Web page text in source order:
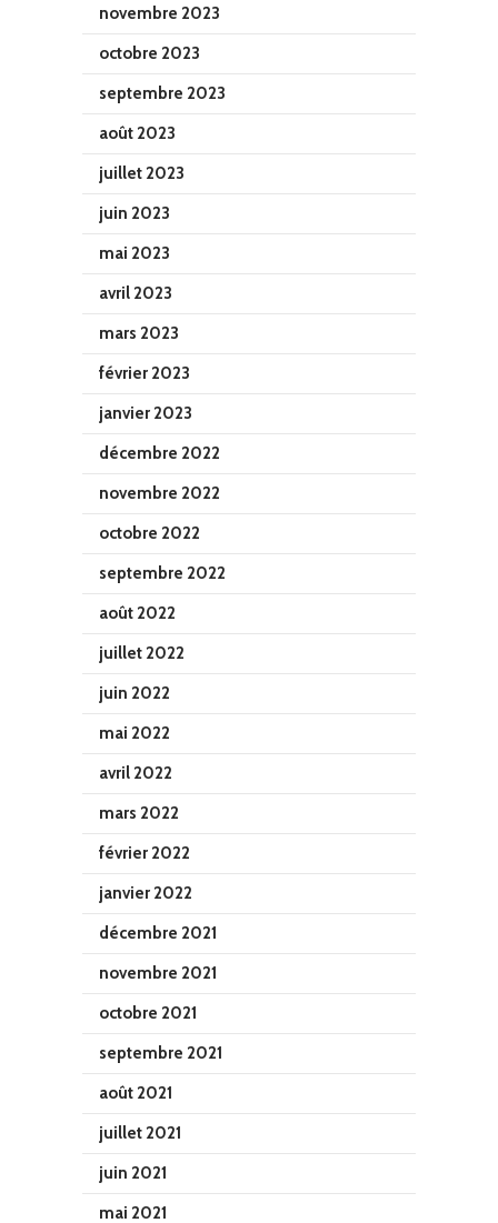
novembre 2023
octobre 2023
septembre 2023
août 2023
juillet 2023
juin 2023
mai 2023
avril 2023
mars 2023
février 2023
janvier 2023
décembre 2022
novembre 2022
octobre 2022
septembre 2022
août 2022
juillet 2022
juin 2022
mai 2022
avril 2022
mars 2022
février 2022
janvier 2022
décembre 2021
novembre 2021
octobre 2021
septembre 2021
août 2021
juillet 2021
juin 2021
mai 2021